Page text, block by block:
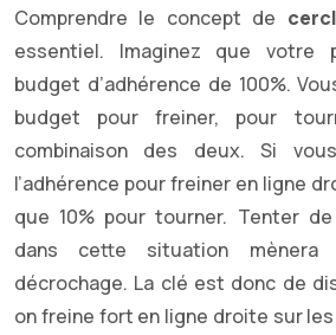
Comprendre le concept de
essentiel. Imaginez que votre
budget d’adhérence de 100%.
budget pour freiner, pour
combinaison des deux. Si
l’adhérence pour freiner en ligne
que 10% pour tourner. Tenter
dans cette situation mènera
décrochage. La clé est donc de
on freine fort en ligne droite sur les